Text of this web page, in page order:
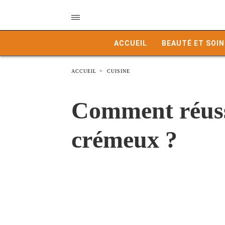
ACCUEIL BEAUTÉ ET SOIN
ACCUEIL CUISINE
Comment
crémeux ?